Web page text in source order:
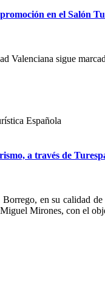
en el Salón
Valenciana sigue
Española
a través de
en su calidad
Mirones, con el